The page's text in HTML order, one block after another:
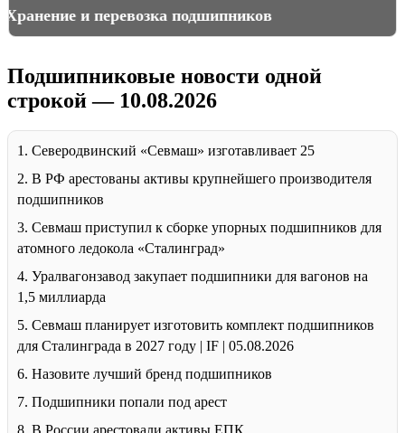
новая линейка сферических роликоподшипников от
Подшипниковые новости одной
строкой — 10.08.2026
1. Северодвинский «Севмаш» изготавливает 25
2. В РФ арестованы активы крупнейшего производителя
подшипников
3. Севмаш приступил к сборке упорных подшипников для
атомного ледокола «Сталинград»
4. Уралвагонзавод закупает подшипники для вагонов на
1,5 миллиарда
5. Севмаш планирует изготовить комплект подшипников
для Сталинграда в 2027 году | IF | 05.08.2026
6. Назовите лучший бренд подшипников
7. Подшипники попали под арест